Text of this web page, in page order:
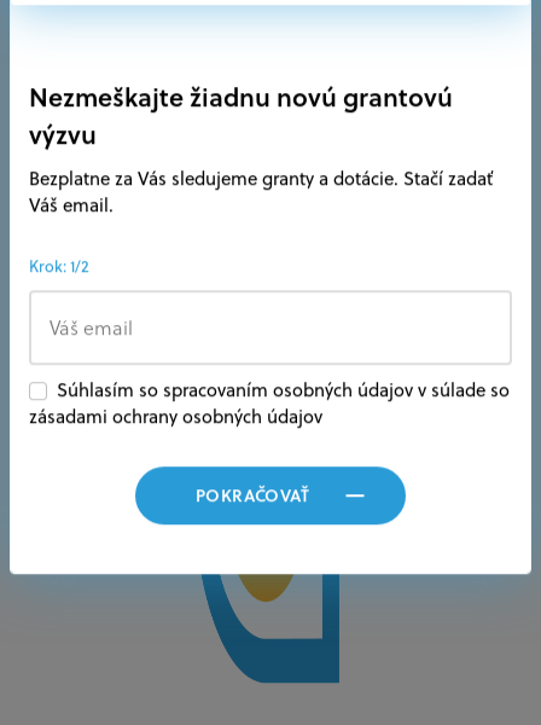
Nezmeškajte žiadnu novú grantovú
výzvu
Bezplatne za Vás sledujeme granty a dotácie. Stačí zadať
Váš email.
Krok: 1/2
Súhlasím so spracovaním osobných údajov v súlade so
zásadami ochrany osobných údajov
POKRAČOVAŤ